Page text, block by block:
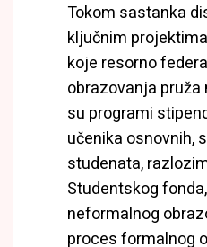
Tokom sastanka
ključnim
koje resorno
obrazovanja
su programi
učenika osnovnih,
studenata,
Studentskog
neformalnog
proces formalnog